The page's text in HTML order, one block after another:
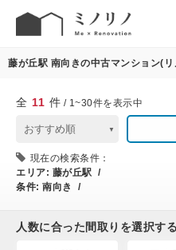
11
藤が丘駅 南向きの中古マンション(
全 11 件 / 1~30件を表示中
現在の検索条件：
エリア: 藤が丘駅 /
条件: 南向き /
人数に合った間取りを選択する